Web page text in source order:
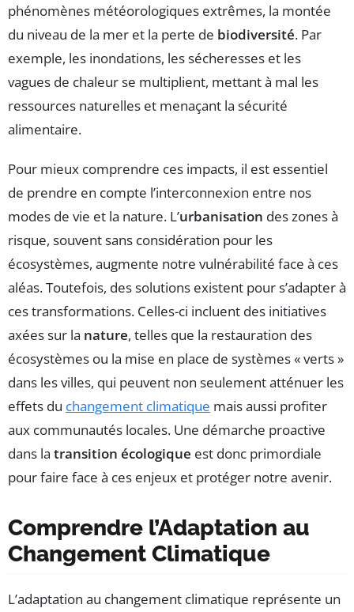
phénomènes météorologiques extrêmes, la montée
du niveau de la mer et la perte de biodiversité. Par
exemple, les inondations, les sécheresses et les
vagues de chaleur se multiplient, mettant à mal les
ressources naturelles et menaçant la sécurité
alimentaire.
Pour mieux comprendre ces impacts, il est essentiel
de prendre en compte l’interconnexion entre nos
modes de vie et la nature. L’urbanisation des zones à
risque, souvent sans considération pour les
écosystèmes, augmente notre vulnérabilité face à ces
aléas. Toutefois, des solutions existent pour s’adapter à
ces transformations. Celles-ci incluent des initiatives
axées sur la nature, telles que la restauration des
écosystèmes ou la mise en place de systèmes « verts »
dans les villes, qui peuvent non seulement atténuer les
effets du changement climatique mais aussi profiter
aux communautés locales. Une démarche proactive
dans la transition écologique est donc primordiale
pour faire face à ces enjeux et protéger notre avenir.
Comprendre l’Adaptation au
Changement Climatique
L’adaptation au changement climatique représente un